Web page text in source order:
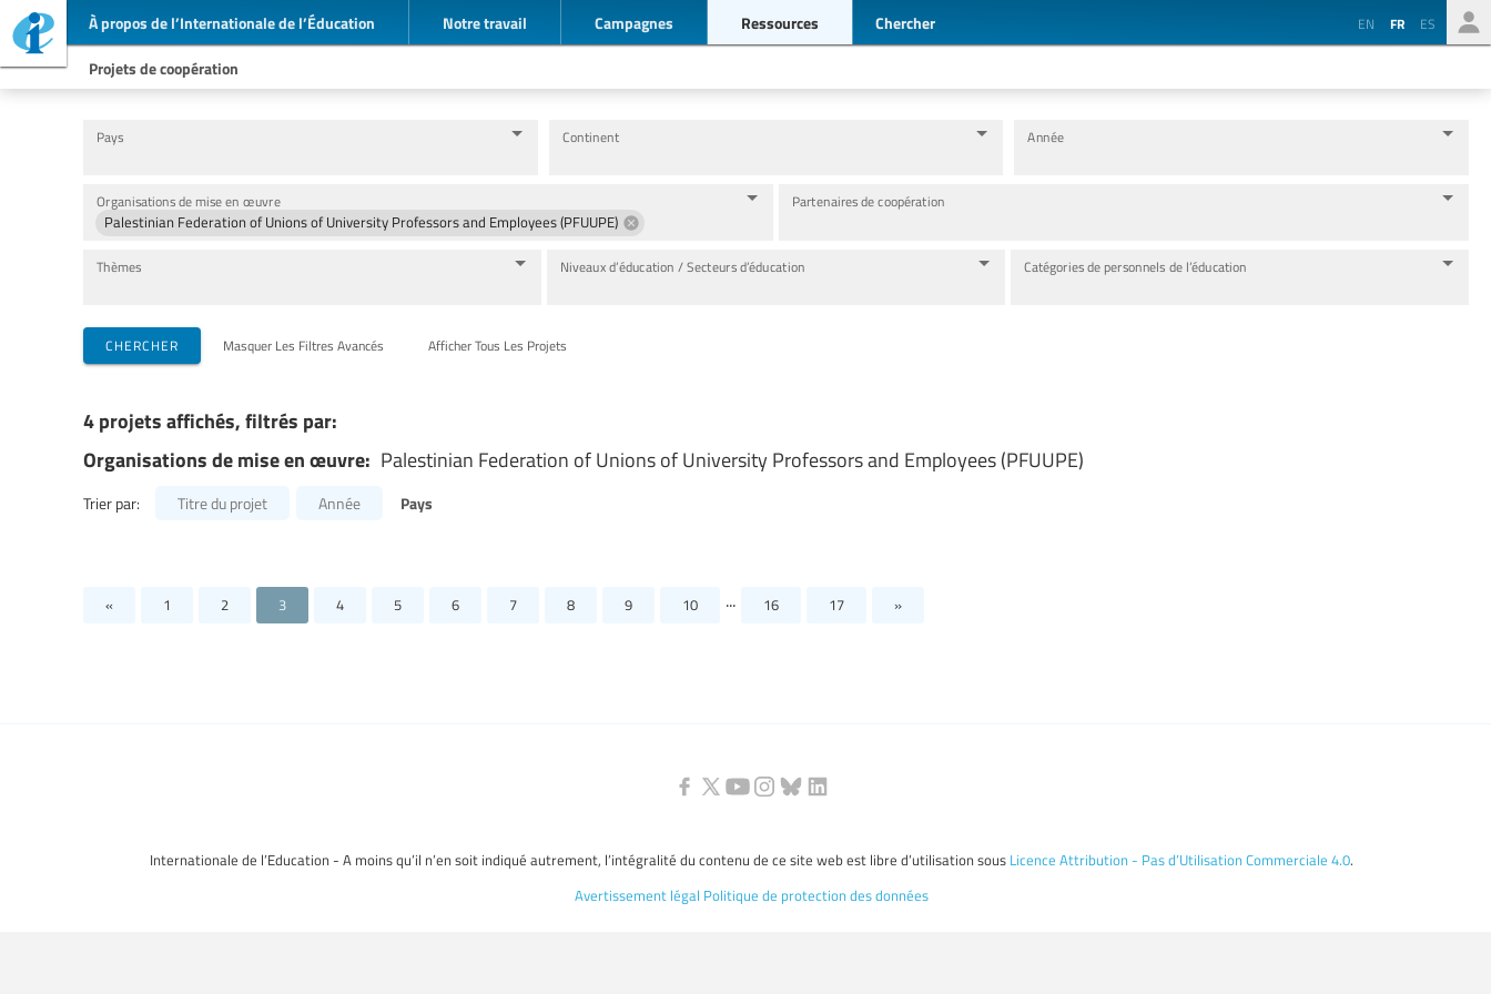
À propos de l’Internationale de l’Éducation Notre travail Campagnes Ressources Chercher EN FR ES
Projets de coopération
Pays Continent Année
Organisations de mise en œuvre
Palestinian Federation of Unions of University Professors and Employees (PFUUPE)
Partenaires de coopération
Thèmes Niveaux d’éducation / Secteurs d’éducation Catégories de personnels de l’éducation
CHERCHER Masquer Les Filtres Avancés Afficher Tous Les Projets
4 projets affichés, filtrés par:
Organisations de mise en œuvre: Palestinian Federation of Unions of University Professors and Employees (PFUUPE)
Trier par: Titre du projet Année Pays
« 1 2 3 4 5 6 7 8 9 10 ... 16 17 »
Internationale de l’Education - A moins qu’il n’en soit indiqué autrement, l’intégralité du contenu de ce site web est libre d’utilisation sous Licence Attribution - Pas d’Utilisation Commerciale 4.0.
Avertissement légal Politique de protection des données